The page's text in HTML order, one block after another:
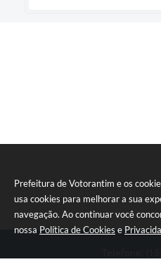
Prefeitura de Votorantim e os
usa cookies para melhorar a sua
navegação. Ao continuar você
nossa Política de Cookies e